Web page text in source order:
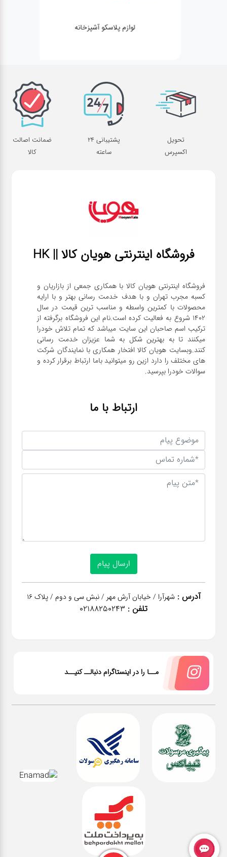
لوازم پلاسکو آشپزخانه
تحویل
اکسپرس
پشتیبانی 24
ساعته
ضمانت اصالت
کالا
فروشگاه اینترنتی هویان کالا || HK
فروشگاه اینترنتی هویان کالا با همکاری جمعی از بازاریان و
کسبه مجرب تهران و با هدف خدمت رسانی بهتر و با ارایه
محصولات با کمترین واسطه و مناسب ترین قیمت در سال
1402 شروع به فعالیت کرده است.نام این فروشگاه برگرفته از
ترکیب اسم صاحبان این سایت میباشد که تمام تلاش خودرا
میکنند تا به بهترین شکل به شما عزیزان خدمت رسانی
کنند.وبسایت هویان کالا افتخار همکاری با نمایندگان شرکت
های مختلف را دارد ازین رو میتوانید باما ارتباط برقرار کرده و
سوالات خودرا بپرسید.
ارتباط با ما
آدرس : شهرآرا / خیابان آرش مهر / نبش سی و دوم / پلاک 16
تلفن : 02188250243
مــا را در اینستاگرام دنبالــ کنیــد